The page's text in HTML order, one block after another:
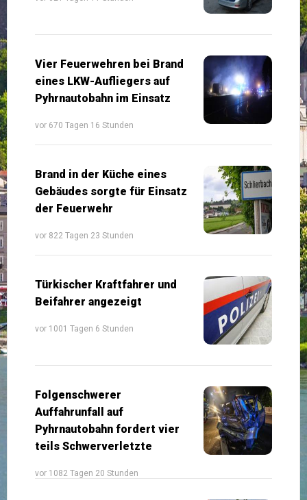
Vier Feuerwehren bei Brand
eines LKW-Aufliegers auf
Pyhrnautobahn im Einsatz
vor 670 Tagen 16 Stunden
Brand in der Küche eines
Gebäudes sorgte für Einsatz
der Feuerwehr
vor 822 Tagen 23 Stunden
Türkischer Kraftfahrer und
Beifahrer angezeigt
vor 1001 Tagen 6 Stunden
Folgenschwerer
Auffahrunfall auf
Pyhrnautobahn fordert vier
teils Schwerverletzte
vor 1082 Tagen 20 Stunden